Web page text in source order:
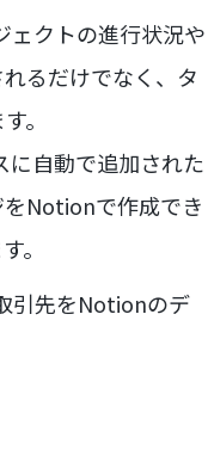
ェクトの進行状況や
るだけでなく、タ
。
自動で追加された
Notionで作成でき
。
引先をNotionのデ